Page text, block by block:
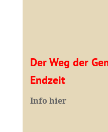
Der Weg der
Endzeit
Info hier